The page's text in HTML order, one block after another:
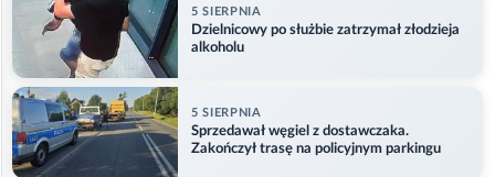
5 SIERPNIA
Dzielnicowy po służbie zatrzymał złodzieja
alkoholu
5 SIERPNIA
Sprzedawał węgiel z dostawczaka.
Zakończył trasę na policyjnym parkingu